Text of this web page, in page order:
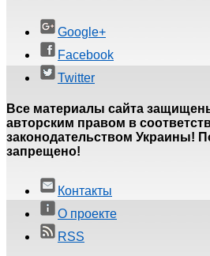
Google+
Facebook
Twitter
Все материалы сайта
авторским правом в
законодательством Украины!
запрещено!
Контакты
О проекте
RSS